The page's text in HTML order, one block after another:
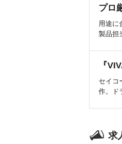
プロ
用途に
製品担
『
セイコ
作。ド
求